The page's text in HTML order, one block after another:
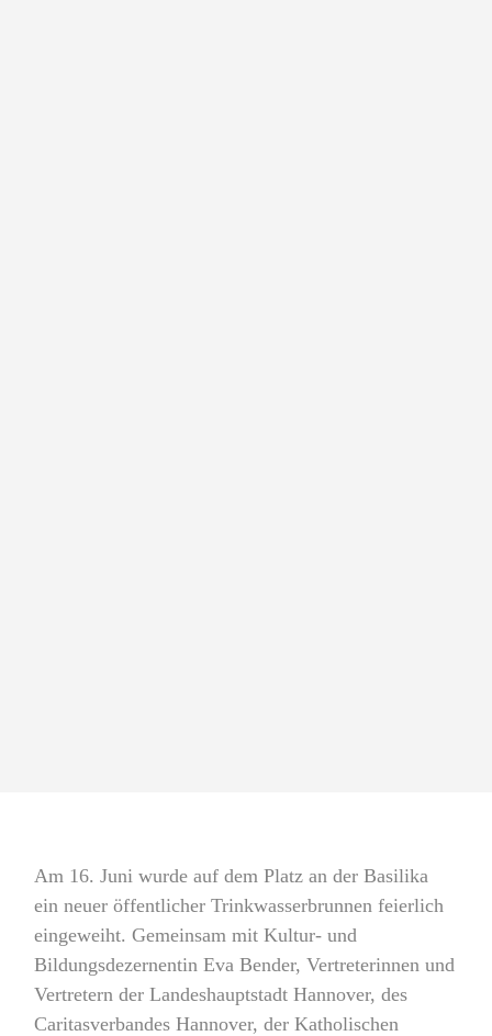
Am 16. Juni wurde auf dem Platz an der Basilika
ein neuer öffentlicher Trinkwasserbrunnen feierlich
eingeweiht. Gemeinsam mit Kultur- und
Bildungsdezernentin Eva Bender, Vertreterinnen und
Vertretern der Landeshauptstadt Hannover, des
Caritasverbandes Hannover, der Katholischen